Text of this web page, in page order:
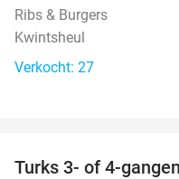
Ribs & Burgers
Kwintsheul
Verkocht: 27
Turks 3- of 4-